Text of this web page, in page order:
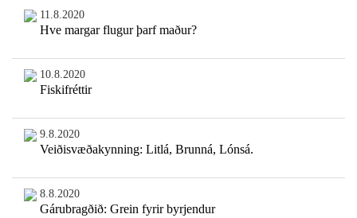
11.8.2020
Hve margar flugur þarf maður?
10.8.2020
Fiskifréttir
9.8.2020
Veiðisvæðakynning: Litlá, Brunná, Lónsá.
8.8.2020
Gárubragðið: Grein fyrir byrjendur